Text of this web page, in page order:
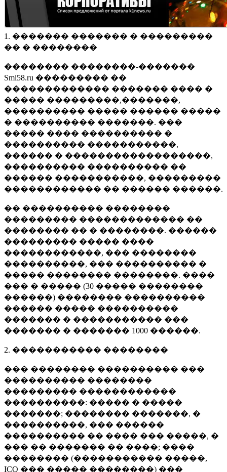
1. ������� ������� � ���������
�� � ��������
�������� ��������-�������
Smi58.ru ��������� ��
������������� ������� ���� �
����� ���������,�������,
���������� ����� ������ �����
� ���������� �������. ���
����� ���� ���������� �
���������� �����������,
������ � ������������������,
���������� ���������� ��
������ �����������, ���������
������������ �� ������ ������.
�� ���������� ��������
��������� ������������� ��
�������� �� � ��������. ������
��������� ����� ����
������������, ��� ��������
����������, ��� ���������� �
����� �������� ��������. ����
��� � ����� (30 ����� ��������
������) �������� ����������
������ ����� ����������
������� � ����������� ���
������� � ������� 1000 ������.
2. ����������� ��������
��� �������� ���������� ���
���������� ��������
��������� ������������
����������: ����� � �����
�������; �������� �������, �
����������, ��� ������
���������� �� ���� ��� �����, �
��� �� ������� �� ����; ����
�������� (����������� �����,
ICQ ��� ����� ��������) ���